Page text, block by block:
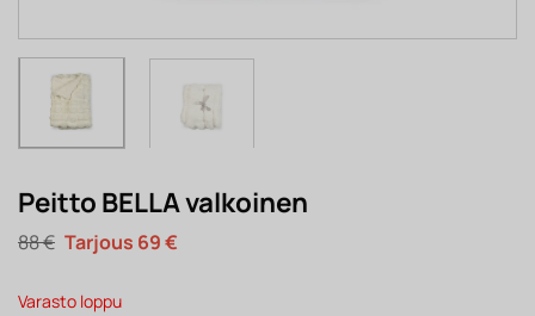
Peitto BELLA valkoinen
88€ Alkuperäinen
hinta
88 €.
69€Nykyinen
Varasto loppu